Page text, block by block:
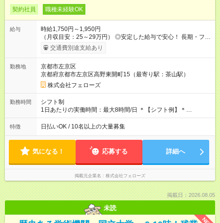
契約社員 職種未経験OK
給与
時給1,750円～1,950円
（月収目安：25～29万円） ◎安定した給与で安心！ 長期・フル
タイムで勤務いただける方にお越しいただきたいと思っていま
す。シフトが削られることはないので、安定した給与が入りま
たいという人もいると思います。このあたりは柔軟に対応する
ので、お気軽にご相談ください！ ※2ヶ月の試用期間がありま
す。その間の給与・待遇に変更はありません。 【試用期間】試
用期間あり 試用期間の長さ：2ヶ月 雇用形態、給与は本採用時
と同じです。
交通費別途支給あり
勤務地
京都市左京区
京都府京都市左京区高野東開町15（最寄り駅：茶山駅）
株式会社フェローズ
勤務時間
シフト制
1日あたりの実働時間：最大8時間/日 ＊【シフト例】＊
(1) 10:00～19:00 (2) 11:00～20:00 (3) 12:00～21:00 など ◎
いずれも実働8時間・休憩1時間です。中抜けシフトなどはあり
たい」などあれば相談に応じますのでおっしゃってください！
特徴 日払いOK / 10名以上の大量募集
気になる！ 応募する 詳細へ
掲載元企業名 株式会社フェローズ
掲載日：2026.08.05
未読